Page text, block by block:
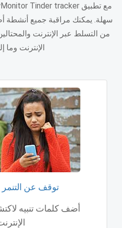
سهلة. يمكنك مراقبة جميع أنشطة
من التسلط عبر الإنترنت
الإنترنت وما
توقف عن التنمر
أضف كلمات تنبيه